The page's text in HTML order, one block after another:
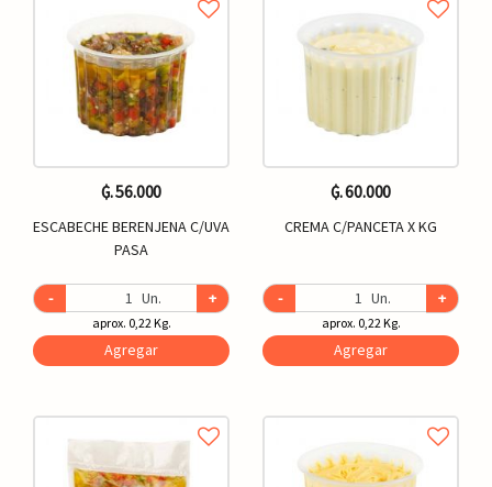
₲. 56.000
ESCABECHE BERENJENA C/UVA
PASA
- Un. +
aprox. 0,22 Kg.
Agregar
₲. 60.000
CREMA C/PANCETA X KG
- Un. +
aprox. 0,22 Kg.
Agregar